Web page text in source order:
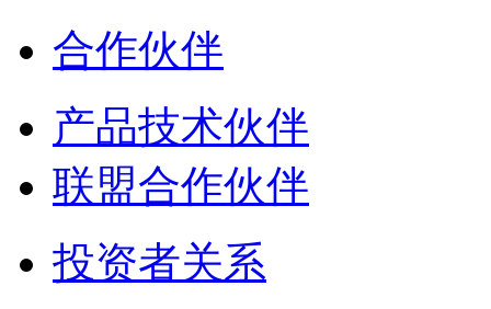
合作伙伴
产品技术伙伴
联盟合作伙伴
投资者关系